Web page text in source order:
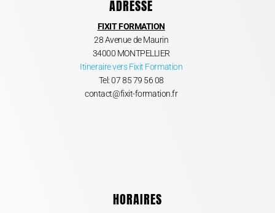
ADRESSE
FIXIT FORMATION
28 Avenue de Maurin
34000 MONTPELLIER
Itineraire vers Fixit Formation
Tel:07 85 79 56 08
contact@fixit-formation.fr
HORAIRES